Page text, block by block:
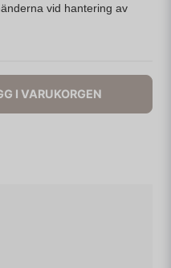
vid hantering av
I VARUKORGEN